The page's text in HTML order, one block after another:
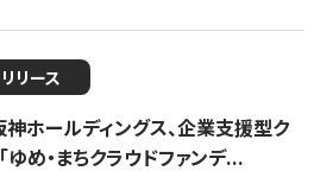
リース
ホールディングス、企業支援型ク
ゆめ・まちクラウドファンデ...